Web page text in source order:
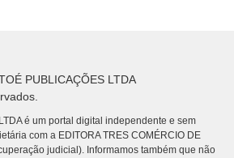
PUBLICAÇÕES LTDA
é um portal digital independente e sem
com a EDITORA TRES COMÉRCIO DE
judicial). Informamos também que não